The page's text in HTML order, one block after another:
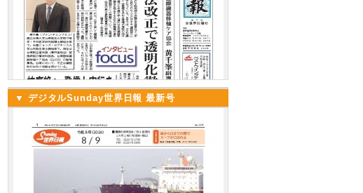
▼ デジタルSunday世界日報 最新号